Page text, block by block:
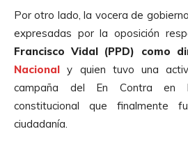
A
u
d
i
o
o
d
u
c
t
o
r
Por otro lado, la vocera de
expresadas por la oposición
Francisco Vidal (PPD) como
Nacional y quien tuvo una
campaña del En Contra en
constitucional que finalmente
ciudadanía.